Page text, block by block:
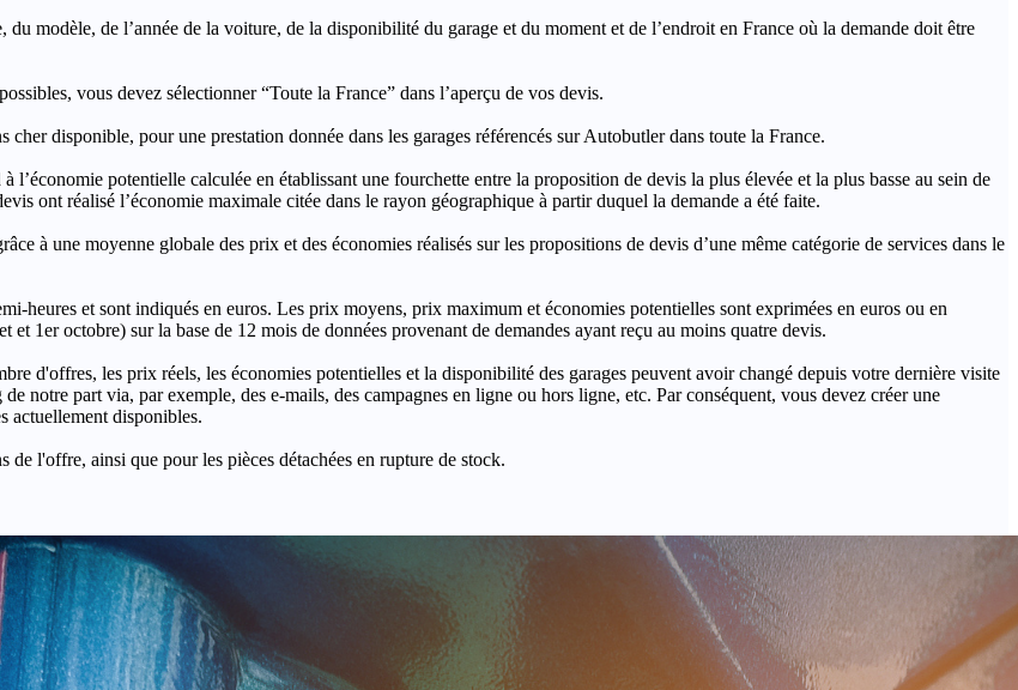
modèle, de l’année de la voiture, de la disponibilité du garage et du moment et de l’endroit en France où la demande doit être
vous devez sélectionner “Toute la France” dans l’aperçu de vos devis.
disponible, pour une prestation donnée dans les garages référencés sur Autobutler dans toute la France.
potentielle calculée en établissant une fourchette entre la proposition de devis la plus élevée et la plus basse au sein de
ont réalisé l’économie maximale citée dans le rayon géographique à partir duquel la demande a été faite.
une moyenne globale des prix et des économies réalisés sur les propositions de devis d’une même catégorie de services dans le
et sont indiqués en euros. Les prix moyens, prix maximum et économies potentielles sont exprimées en euros ou en
1er octobre) sur la base de 12 mois de données provenant de demandes ayant reçu au moins quatre devis.
d'offres, les prix réels, les économies potentielles et la disponibilité des garages peuvent avoir changé depuis votre dernière visite
notre part via, par exemple, des e-mails, des campagnes en ligne ou hors ligne, etc. Par conséquent, vous devez créer une
actuellement disponibles.
de l'offre, ainsi que pour les pièces détachées en rupture de stock.